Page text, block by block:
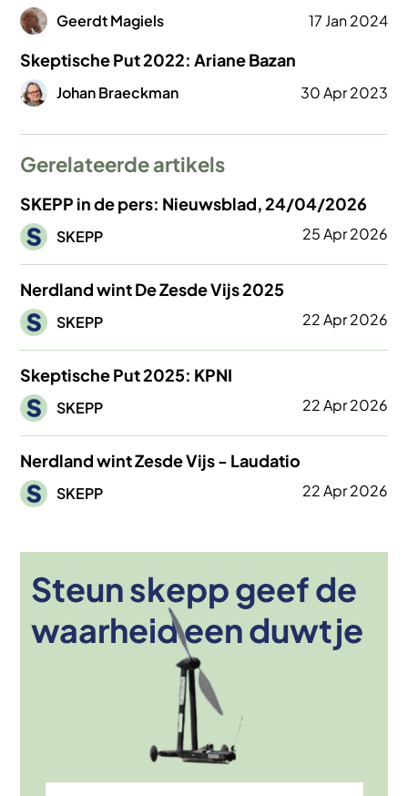
Afbeelding
Geerdt Magiels 17 Jan 2024
Skeptische Put 2022: Ariane Bazan
AfbeeldingJohan Braeckman 30 Apr 2023
Gerelateerde artikels
SKEPP in de pers: Nieuwsblad, 24/04/2026
Afbeelding
SKEPP 25 Apr 2026
Nerdland wint De Zesde Vijs 2025
Afbeelding
SKEPP 22 Apr 2026
Skeptische Put 2025: KPNI
Afbeelding
SKEPP 22 Apr 2026
Nerdland wint Zesde Vijs - Laudatio
Afbeelding
SKEPP 22 Apr 2026
Steun skepp geef de
waarheid een duwtje
Afbeelding